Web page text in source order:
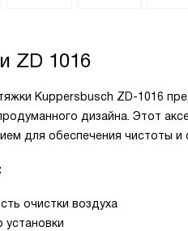
ZD 1016
Kuppersbusch ZD-1016
дизайна. Этот
для обеспечения чистоты и
очистки воздуха
установки